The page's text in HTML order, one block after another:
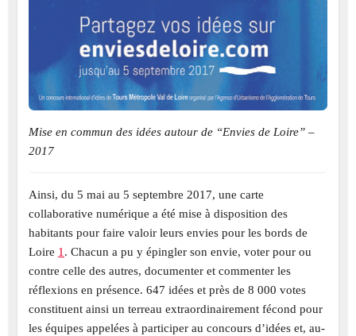
Mise en commun des idées autour de “Envies de Loire” –
2017
Ainsi, du 5 mai au 5 septembre 2017, une carte
collaborative numérique a été mise à disposition des
habitants pour faire valoir leurs envies pour les bords de
Loire 1 . Chacun a pu y épingler son envie, voter pour ou
contre celle des autres, documenter et commenter les
réflexions en présence. 647 idées et près de 8 000 votes
constituent ainsi un terreau extraordinairement fécond pour
les équipes appelées à participer au concours d’idées et, au-